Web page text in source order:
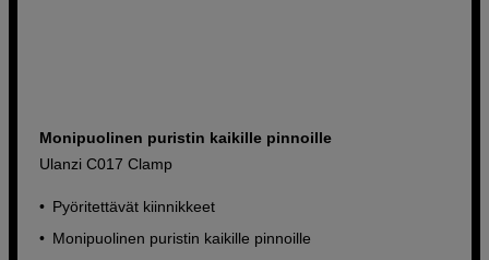
Monipuolinen puristin kaikille pinnoille
Ulanzi C017 Clamp
Pyöritettävät kiinnikkeet
Monipuolinen puristin kaikille pinnoille